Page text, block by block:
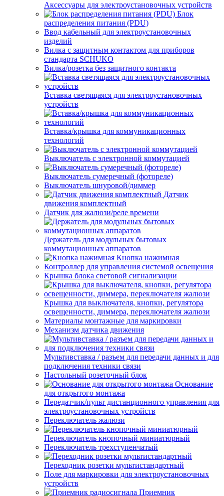
Аксессуары для электроустановочных устройств
Блок
распределения питания (PDU)
Ввод кабельный для электроустановочных
изделий
Вилка с защитным контактом для приборов
стандарта SCHUKO
Вилка/розетка без защитного контакта
Вставка светящаяся для электроустановочных
устройств
Вставка/крышка для коммуникационных
технологий
Выключатель с электронной коммутацией
Выключатель сумеречный (фотореле)
Выключатель шнуровой/диммер
Датчик
движения комплектный
Датчик для жалюзи/реле времени
Держатель для модульных бытовых
коммутационных аппаратов
Кнопка нажимная
Контроллер для управления системой освещения
Крышка блока световой сигнализации
Крышка для выключателя, кнопки, регулятора
освещенности, диммера, переключателя жалюзи
Материалы монтажные для маркировки
Механизм датчика движения
Мультивставка / разъем для передачи данных и для
подключения техники связи
Настольный розеточный блок
Основание
для открытого монтажа
Передатчик/пульт дистанционного управления для
электроустановочных устройств
Переключатель жалюзи
Переключатель кнопочный миниатюрный
Переключатель трехступенчатый
Переходник розетки мультистандартный
Поле для маркировки для электроустановочных
устройств
Приемник